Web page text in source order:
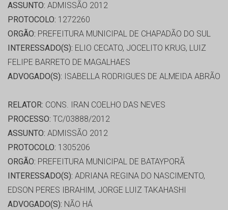
ASSUNTO: ADMISSÃO 2012
PROTOCOLO: 1272260
ORGÃO: PREFEITURA MUNICIPAL DE CHAPADÃO DO SUL
INTERESSADO(S): ELIO CECATO, JOCELITO KRUG, LUIZ
FELIPE BARRETO DE MAGALHAES
ADVOGADO(S): ISABELLA RODRIGUES DE ALMEIDA ABRÃO
RELATOR: CONS. IRAN COELHO DAS NEVES
PROCESSO: TC/03888/2012
ASSUNTO: ADMISSÃO 2012
PROTOCOLO: 1305206
ORGÃO: PREFEITURA MUNICIPAL DE BATAYPORÃ
INTERESSADO(S): ADRIANA REGINA DO NASCIMENTO,
EDSON PERES IBRAHIM, JORGE LUIZ TAKAHASHI
ADVOGADO(S): NÃO HÁ